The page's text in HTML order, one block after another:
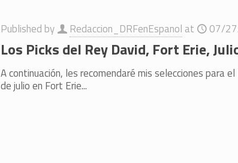
Published by Redaccion_DRFenEspanol at 07/
Los Picks del Rey David, Fort Erie,
A continuación, les recomendaré mis selecciones para
de julio en Fort Erie...